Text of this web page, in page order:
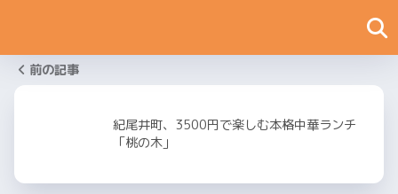
前の記事
紀尾井町、3500円で楽しむ本格中華ランチ
「桃の木」